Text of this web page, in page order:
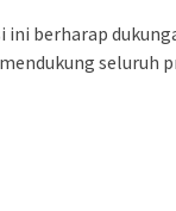
berharap
seluruh